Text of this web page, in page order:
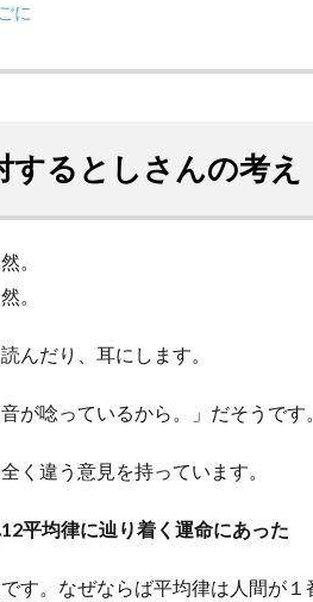
に
するとしさんの考え
。
。
んだり、耳にします。
が唸っているから。」だそうです。
く違う意見を持っています。
平均律に辿り着く運命にあった
す。なぜならば平均律は人間が１